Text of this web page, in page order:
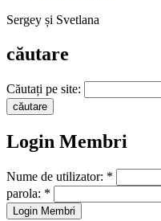
Sergey și Svetlana
căutare
Căutați pe site:
Login Membri
Nume de utilizator: *
parola: *